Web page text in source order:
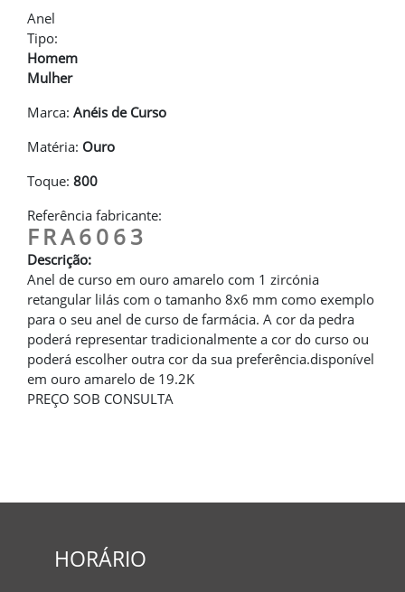
Anel
Tipo:
Homem
Mulher
Marca: Anéis de Curso
Matéria: Ouro
Toque: 800
Referência fabricante:
FRA6063
Descrição:
Anel de curso em ouro amarelo com 1 zircónia
retangular lilás com o tamanho 8x6 mm como exemplo
para o seu anel de curso de farmácia. A cor da pedra
poderá representar tradicionalmente a cor do curso ou
poderá escolher outra cor da sua preferência.disponível
em ouro amarelo de 19.2K
PREÇO SOB CONSULTA
HORÁRIO